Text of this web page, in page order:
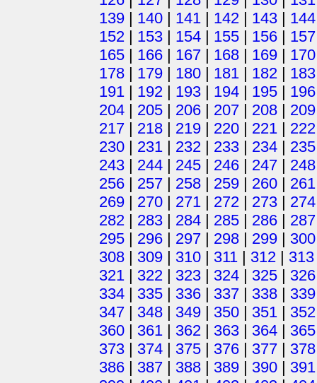
139 | 140 | 141 | 142 | 143 | 144
152 | 153 | 154 | 155 | 156 | 157
165 | 166 | 167 | 168 | 169 | 170
178 | 179 | 180 | 181 | 182 | 183
191 | 192 | 193 | 194 | 195 | 196
204 | 205 | 206 | 207 | 208 | 209
217 | 218 | 219 | 220 | 221 | 222
230 | 231 | 232 | 233 | 234 | 235
243 | 244 | 245 | 246 | 247 | 248
256 | 257 | 258 | 259 | 260 | 261
269 | 270 | 271 | 272 | 273 | 274
282 | 283 | 284 | 285 | 286 | 287
295 | 296 | 297 | 298 | 299 | 300
308 | 309 | 310 | 311 | 312 | 313
321 | 322 | 323 | 324 | 325 | 326
334 | 335 | 336 | 337 | 338 | 339
347 | 348 | 349 | 350 | 351 | 352
360 | 361 | 362 | 363 | 364 | 365
373 | 374 | 375 | 376 | 377 | 378
386 | 387 | 388 | 389 | 390 | 391